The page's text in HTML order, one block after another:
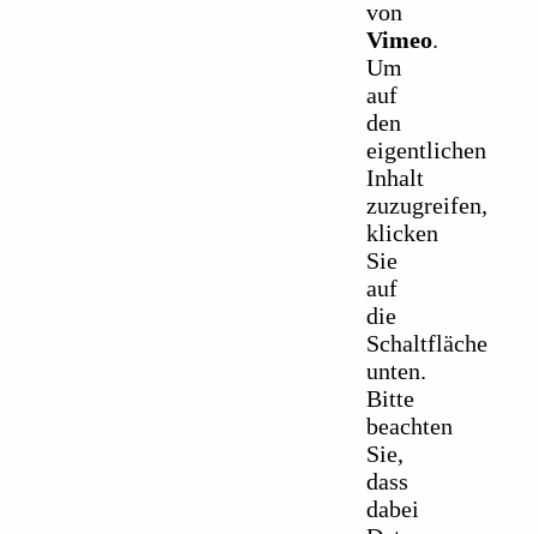
von
Vimeo.
Um
auf
den
eigentlichen
Inhalt
zuzugreifen,
klicken
Sie
auf
die
Schaltfläche
unten.
Bitte
beachten
Sie,
dass
dabei